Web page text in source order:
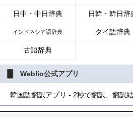
日中・中日辞典 日韓・韓日辞
インドネシア語辞典 タイ語辞典
古語辞典
Weblio公式アプリ
韓国語翻訳アプリ - 2秒で翻訳、翻訳